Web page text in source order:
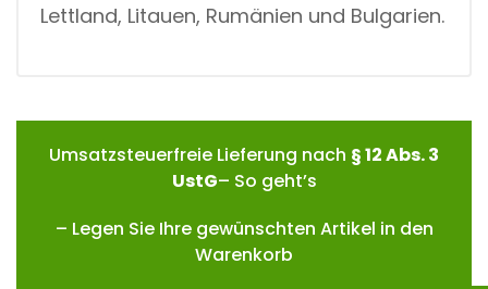
Lettland, Litauen, Rumänien und Bulgarien.
Umsatzsteuerfreie Lieferung nach § 12 Abs. 3
UstG– So geht’s
– Legen Sie Ihre gewünschten Artikel in den
Warenkorb